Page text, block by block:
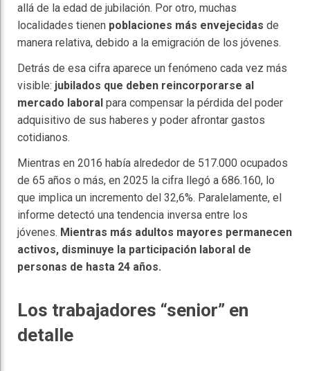
allá de la edad de jubilación. Por otro, muchas
localidades tienen poblaciones más envejecidas de
manera relativa, debido a la emigración de los jóvenes.
Detrás de esa cifra aparece un fenómeno cada vez más
visible: jubilados que deben reincorporarse al
mercado laboral para compensar la pérdida del poder
adquisitivo de sus haberes y poder afrontar gastos
cotidianos.
Mientras en 2016 había alrededor de 517.000 ocupados
de 65 años o más, en 2025 la cifra llegó a 686.160, lo
que implica un incremento del 32,6%. Paralelamente, el
informe detectó una tendencia inversa entre los
jóvenes. Mientras más adultos mayores permanecen
activos, disminuye la participación laboral de
personas de hasta 24 años.
Los trabajadores “senior” en
detalle